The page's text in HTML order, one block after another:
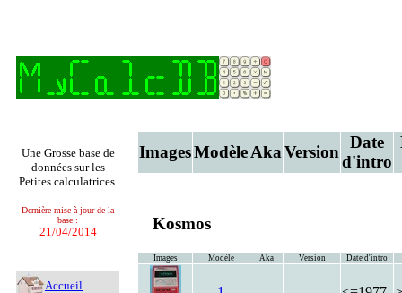
Une Grosse base de
données sur les
Petites calculatrices.
Dernière mise à jour de la
base :
21/04/2014
Accueil
ImagesModèleAkaVersion
Date
d'intro
Kosmos
Images Modèle Aka Version Date d'intro